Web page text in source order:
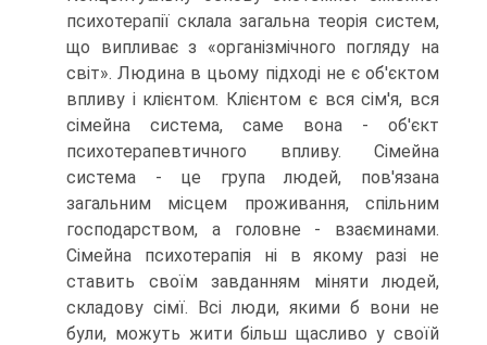
психотерапії склала загальна теорія систем,
що випливає з «організмічного погляду на
світ». Людина в цьому підході не є об'єктом
впливу і клієнтом. Клієнтом є вся сім'я, вся
сімейна система, саме вона - об'єкт
психотерапевтичного впливу. Сімейна
система - це група людей, пов'язана
загальним місцем проживання, спільним
господарством, а головне - взаєминами.
Сімейна психотерапія ні в якому разі не
ставить своїм завданням міняти людей,
складову сімї. Всі люди, якими б вони не
були, можуть жити більш щасливо у своїй